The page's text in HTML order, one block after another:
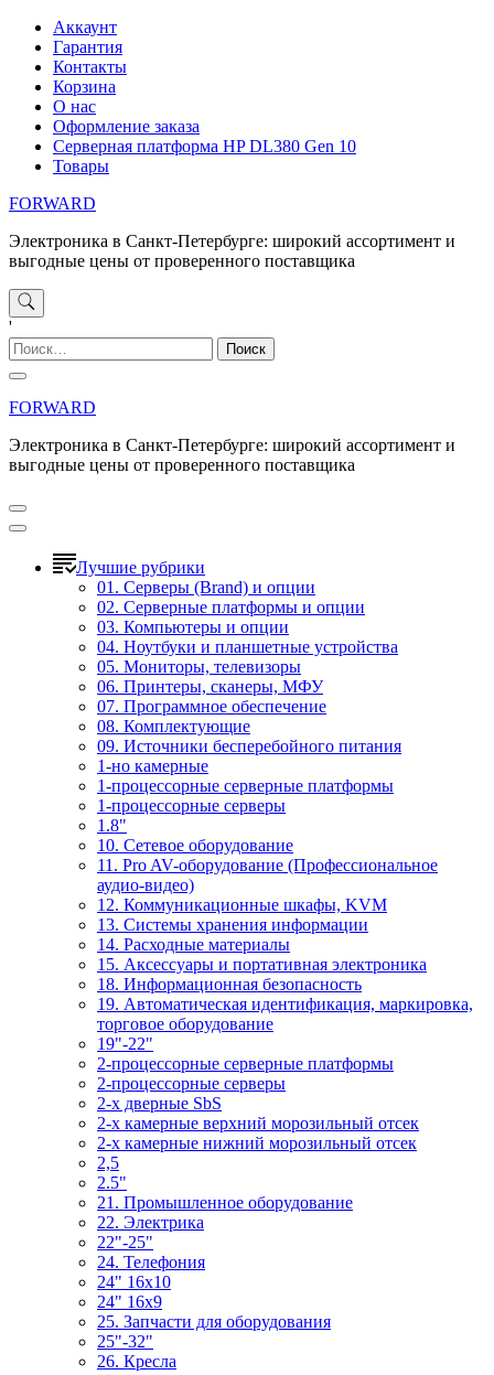
Перейти
содержимому
Аккаунт
Гарантия
Контакты
Корзина
О нас
Оформление заказа
Серверная платформа HP DL380 Gen 10
Товары
FORWARD
Электроника в Санкт-Петербурге: широкий ассортимент и
выгодные цены от проверенного поставщика
'
Найти:
FORWARD
Электроника в Санкт-Петербурге: широкий ассортимент и
выгодные цены от проверенного поставщика
Лучшие рубрики
01. Серверы (Brand) и опции
02. Серверные платформы и опции
03. Компьютеры и опции
04. Ноутбуки и планшетные устройства
05. Мониторы, телевизоры
06. Принтеры, сканеры, МФУ
07. Программное обеспечение
08. Комплектующие
09. Источники бесперебойного питания
1-но камерные
1-процессорные серверные платформы
1-процессорные серверы
1.8"
10. Сетевое оборудование
11. Pro AV-оборудование (Профессиональное
аудио-видео)
12. Коммуникационные шкафы, KVM
13. Системы хранения информации
14. Расходные материалы
15. Аксессуары и портативная электроника
18. Информационная безопасность
19. Автоматическая идентификация, маркировка,
торговое оборудование
19"-22"
2-процессорные серверные платформы
2-процессорные серверы
2-х дверные SbS
2-х камерные верхний морозильный отсек
2-х камерные нижний морозильный отсек
2,5
2.5"
21. Промышленное оборудование
22. Электрика
22"-25"
24. Телефония
24" 16x10
24" 16x9
25. Запчасти для оборудования
25"-32"
26. Кресла